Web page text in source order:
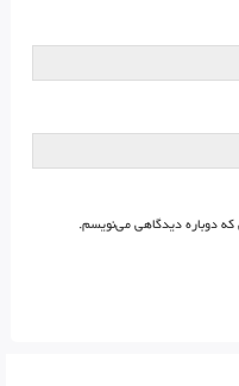
که دوباره دیدگاهی می‌نویسم.